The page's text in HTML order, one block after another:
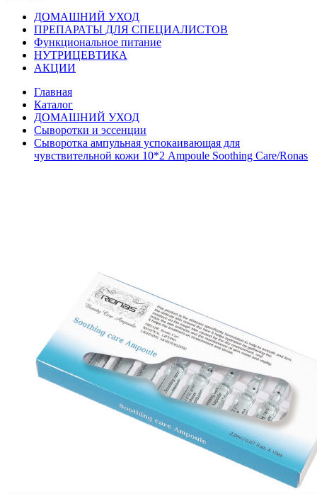
ДОМАШНИЙ УХОД
ПРЕПАРАТЫ ДЛЯ СПЕЦИАЛИСТОВ
Функциональное питание
НУТРИЦЕВТИКА
АКЦИИ
Главная
Каталог
ДОМАШНИЙ УХОД
Сыворотки и эссенции
Сыворотка ампульная успокаивающая для
чувствительной кожи 10*2 Ampoule Soothing Care/Ronas